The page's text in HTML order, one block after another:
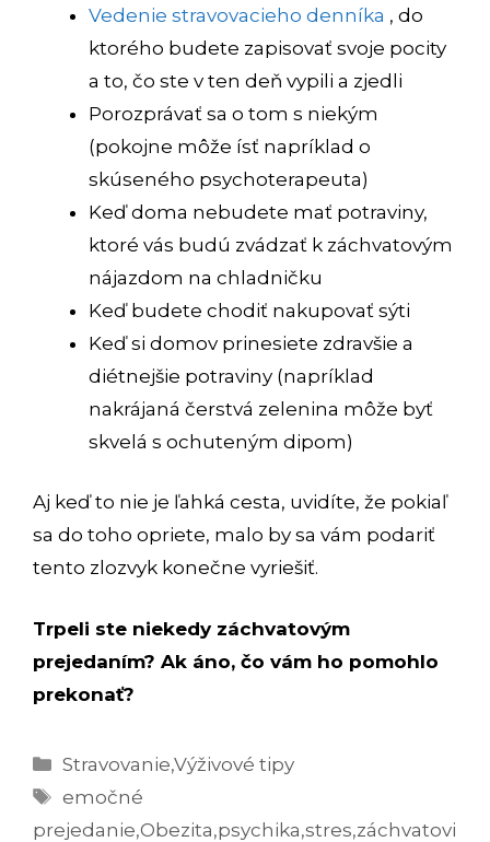
Vedenie stravovacieho denníka , do
ktorého budete zapisovať svoje pocity
a to, čo ste v ten deň vypili a zjedli
Porozprávať sa o tom s niekým
(pokojne môže ísť napríklad o
skúseného psychoterapeuta)
Keď doma nebudete mať potraviny,
ktoré vás budú zvádzať k záchvatovým
nájazdom na chladničku
Keď budete chodiť nakupovať sýti
Keď si domov prinesiete zdravšie a
diétnejšie potraviny (napríklad
nakrájaná čerstvá zelenina môže byť
skvelá s ochuteným dipom)
Aj keď to nie je ľahká cesta, uvidíte, že pokiaľ
sa do toho opriete, malo by sa vám podariť
tento zlozvyk konečne vyriešiť.
Trpeli ste niekedy záchvatovým
prejedaním? Ak áno, čo vám ho pomohlo
prekonať?
Kategórie
Stravovanie,Výživové tipy
Značky
emočné
prejedanie,Obezita,psychika,stres,záchvatovi